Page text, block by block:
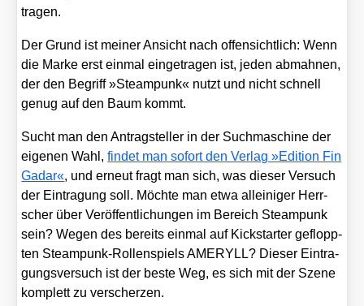
tra­gen.
Der Grund ist mei­ner Ansicht nach offen­sicht­lich: Wenn
die Mar­ke erst ein­mal ein­ge­tra­gen ist, jeden abmah­nen,
der den Begriff »Steam­punk« nutzt und nicht schnell
genug auf den Baum kommt.
Sucht man den Antrag­stel­ler in der Such­ma­schi­ne der
eige­nen Wahl,fin­det man sofort den Ver­lag »Edi­ti­on Fin
Gadar«, und erneut fragt man sich, was die­ser Ver­such
der Ein­tra­gung soll. Möch­te man etwa allei­ni­ger Herr­
scher über Ver­öf­fent­li­chun­gen im Bereich Steam­punk
sein? Wegen des bereits ein­mal auf Kick­star­ter geflopp­
ten Steam­punk-Rol­len­spiels AMERYLL? Die­ser Ein­tra­
gungs­ver­such ist der bes­te Weg, es sich mit der Sze­ne
kom­plett zu ver­scher­zen.